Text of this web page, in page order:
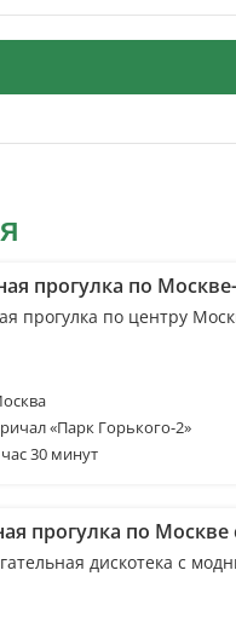
прогулка по
прогулка по центру
«Парк Горького-2»
30 минут
прогулка по
дискотека с